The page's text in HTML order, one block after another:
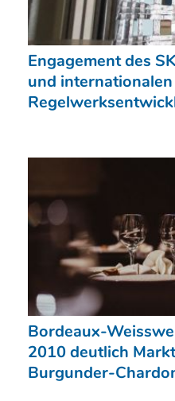
Engagement des
und internationalen
Bordeaux-
2010 deutlich
Burgunder-